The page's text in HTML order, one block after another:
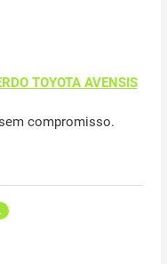
TOYOTA AVENSIS
compromisso.